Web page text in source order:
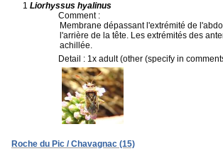
1 Liorhyssus hyalinus
Comment :
Membrane dépassant l'extrémité de
l'arrière de la tête. Les extrémités des
achillée.
Detail : 1x adult (other (specify in
Roche du Pic / Chavagnac (15)